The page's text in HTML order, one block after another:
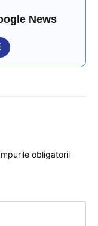
News
obligatorii